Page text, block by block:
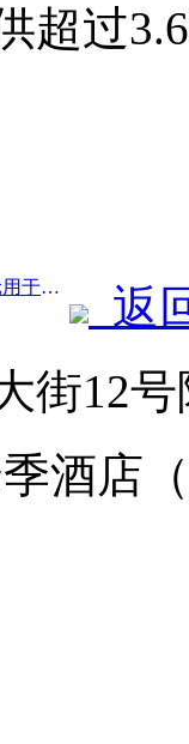
超过
前一篇：黄山旅游：拟投资5.3亿元用于酒店改造
返
街12
季酒